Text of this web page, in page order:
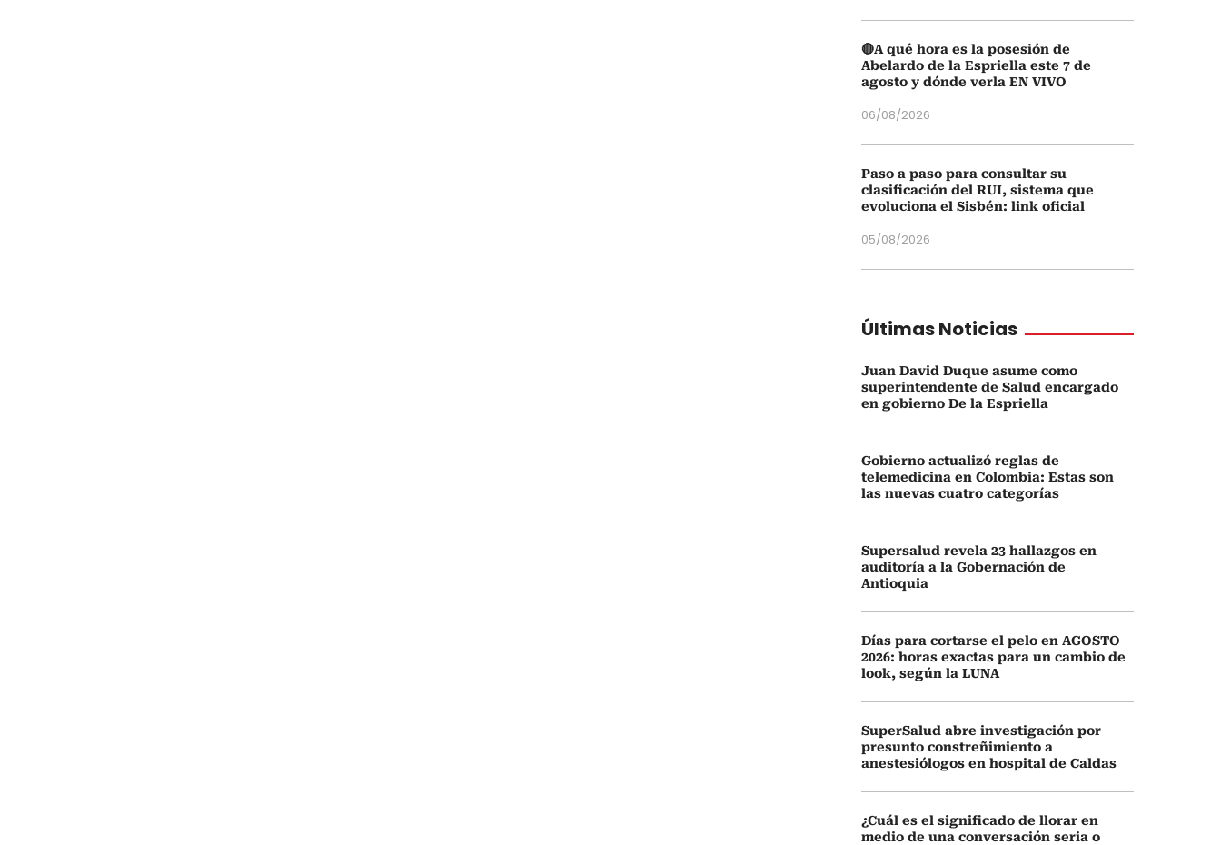
🔴A qué hora es la posesión de
Abelardo de la Espriella este 7 de
agosto y dónde verla EN VIVO
06/08/2026
Paso a paso para consultar su
clasificación del RUI, sistema que
evoluciona el Sisbén: link oficial
05/08/2026
Últimas Noticias
Juan David Duque asume como
superintendente de Salud encargado
en gobierno De la Espriella
Gobierno actualizó reglas de
telemedicina en Colombia: Estas son
las nuevas cuatro categorías
Supersalud revela 23 hallazgos en
auditoría a la Gobernación de
Antioquia
Días para cortarse el pelo en AGOSTO
2026: horas exactas para un cambio de
look, según la LUNA
SuperSalud abre investigación por
presunto constreñimiento a
anestesiólogos en hospital de Caldas
¿Cuál es el significado de llorar en
medio de una conversación seria o